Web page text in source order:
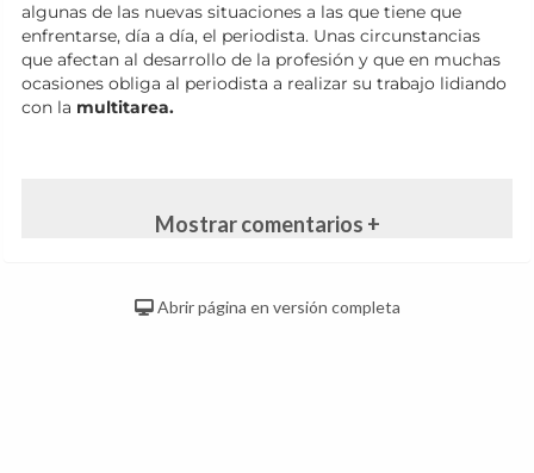
algunas de las nuevas situaciones a las que tiene que
enfrentarse, día a día, el periodista. Unas circunstancias
que afectan al desarrollo de la profesión y que en muchas
ocasiones obliga al periodista a realizar su trabajo lidiando
con la multitarea.
Mostrar comentarios +
Abrir página en versión completa